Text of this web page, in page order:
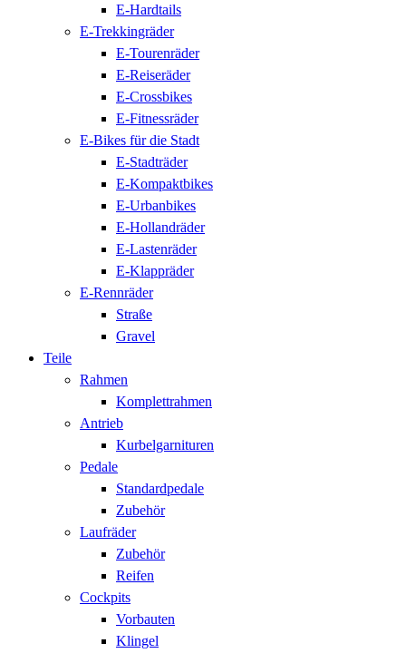
E-Hardtails
E-Trekkingräder
E-Tourenräder
E-Reiseräder
E-Crossbikes
E-Fitnessräder
E-Bikes für die Stadt
E-Stadträder
E-Kompaktbikes
E-Urbanbikes
E-Hollandräder
E-Lastenräder
E-Klappräder
E-Rennräder
Straße
Gravel
Teile
Rahmen
Komplettrahmen
Antrieb
Kurbelgarnituren
Pedale
Standardpedale
Zubehör
Laufräder
Zubehör
Reifen
Cockpits
Vorbauten
Klingel